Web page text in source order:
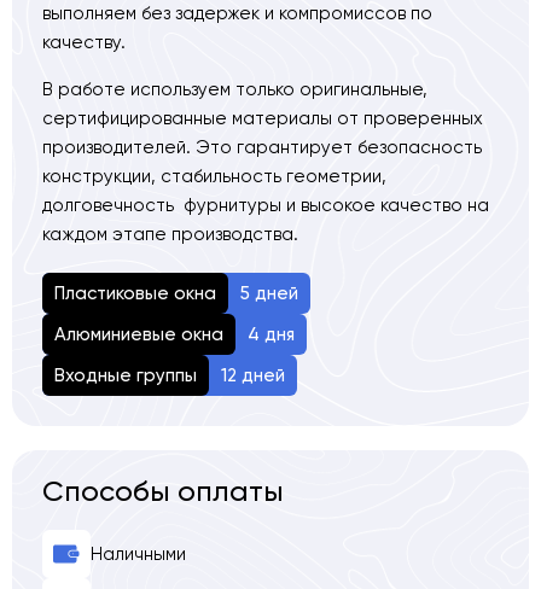
выполняем без задержек и компромиссов по
качеству.
В работе используем только оригинальные,
сертифицированные материалы от проверенных
производителей. Это гарантирует безопасность
конструкции, стабильность геометрии,
долговечность фурнитуры и высокое качество на
каждом этапе производства.
Пластиковые окна
5 дней
Алюминиевые окна
4 дня
Входные группы
12 дней
Способы оплаты
Наличными